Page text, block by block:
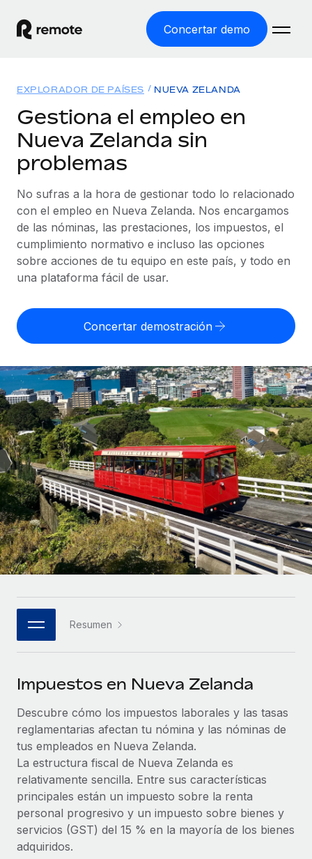
Concertar demo
EMPLEO GLOBAL
Nómina global
legalidad.
Employer of Record
Expándete en todo el mundo sin gastar en entidades.
Contractor of Record
cumpliendo la normativa.
Contractor Management
PEO
Externaliza tareas laborales complejas.
INFRAESTRUCTURA
Conexión Remote
Integra los RR. HH. en tus flujos de trabajo sin
complicaciones.
Plataforma
Funciones esenciales de RR. HH. integradas para tu
equipo.
mediante nuestro MCP.
Integraciones
esenciales.
SERVICIOS
Pregunta a un experto
Obtén ayuda de gente experta en RR. HH. globales
y cumplimiento normativo.
Comprobaciones de antecedentes
Simplifica los procesos de cribado de candidatos.
Soluciones
Explorador de países
Consulta el soporte del empleo global según el país.
Explorador estatal de EE. UU.
Simplifica la contratación en todos los estados de EE.
UU.
Comparador de Remote
Compáranos con otras empresas.
ETAPAS DE CRECIMIENTO
Startups
Soluciones ágiles de RR. HH. globales y nóminas para
empresas en crecimiento.
Mediana empresa
Amplía tu equipo con soluciones de RR. HH.
personalizadas.
Empresa
RR. HH. globales para grandes empresas.
ASOCIARSE
Socios tecnológicos estratégicos
Descubre oportunidades de colaborar con nosotros.
Remote Build
Próximamente
Consultoría de integraciones y automatización con IA.
Recursos
HERRAMIENTAS Y CALCULADORAS
Calculadora del riesgo de clasificación errónea
Consulta el riesgo de clasificación errónea por país.
Calculadora del coste por empleado
cualquier país.
autónomos globales.
APRENDIZAJE CON REMOTE
Guías y recursos
Casos prácticos
Glosario de RR. HH.
Listas de verificación y plantillas
Biblioteca de descripciones de puestos
Eventos
Sala de prensa
Obtén ayuda
Consulta todos los recursos
BLOG
Nómina global
EOR y PEO
Precios
Español
English
Nederlands
Français
Deutsch
Español
Italiano
Português (Portugal)
日本語
한국어
中文（简体）
Iniciar sesión
EXPLORADOR DE PAÍSES NUEVA ZELANDA
Gestiona el empleo en
Nueva Zelanda sin
problemas
No sufras a la hora de gestionar todo lo relacionado
con el empleo en Nueva Zelanda. Nos encargamos
de las nóminas, las prestaciones, los impuestos, el
cumplimiento normativo e incluso las opciones
sobre acciones de tu equipo en este país, y todo en
una plataforma fácil de usar.
Concertar demostración
Resumen
Impuestos en Nueva Zelanda
Descubre cómo los impuestos laborales y las tasas
reglamentarias afectan tu nómina y las nóminas de
tus empleados en Nueva Zelanda.
La estructura fiscal de Nueva Zelanda es
relativamente sencilla. Entre sus características
principales están un impuesto sobre la renta
personal progresivo y un impuesto sobre bienes y
servicios (GST) del 15 % en la mayoría de los bienes
adquiridos.